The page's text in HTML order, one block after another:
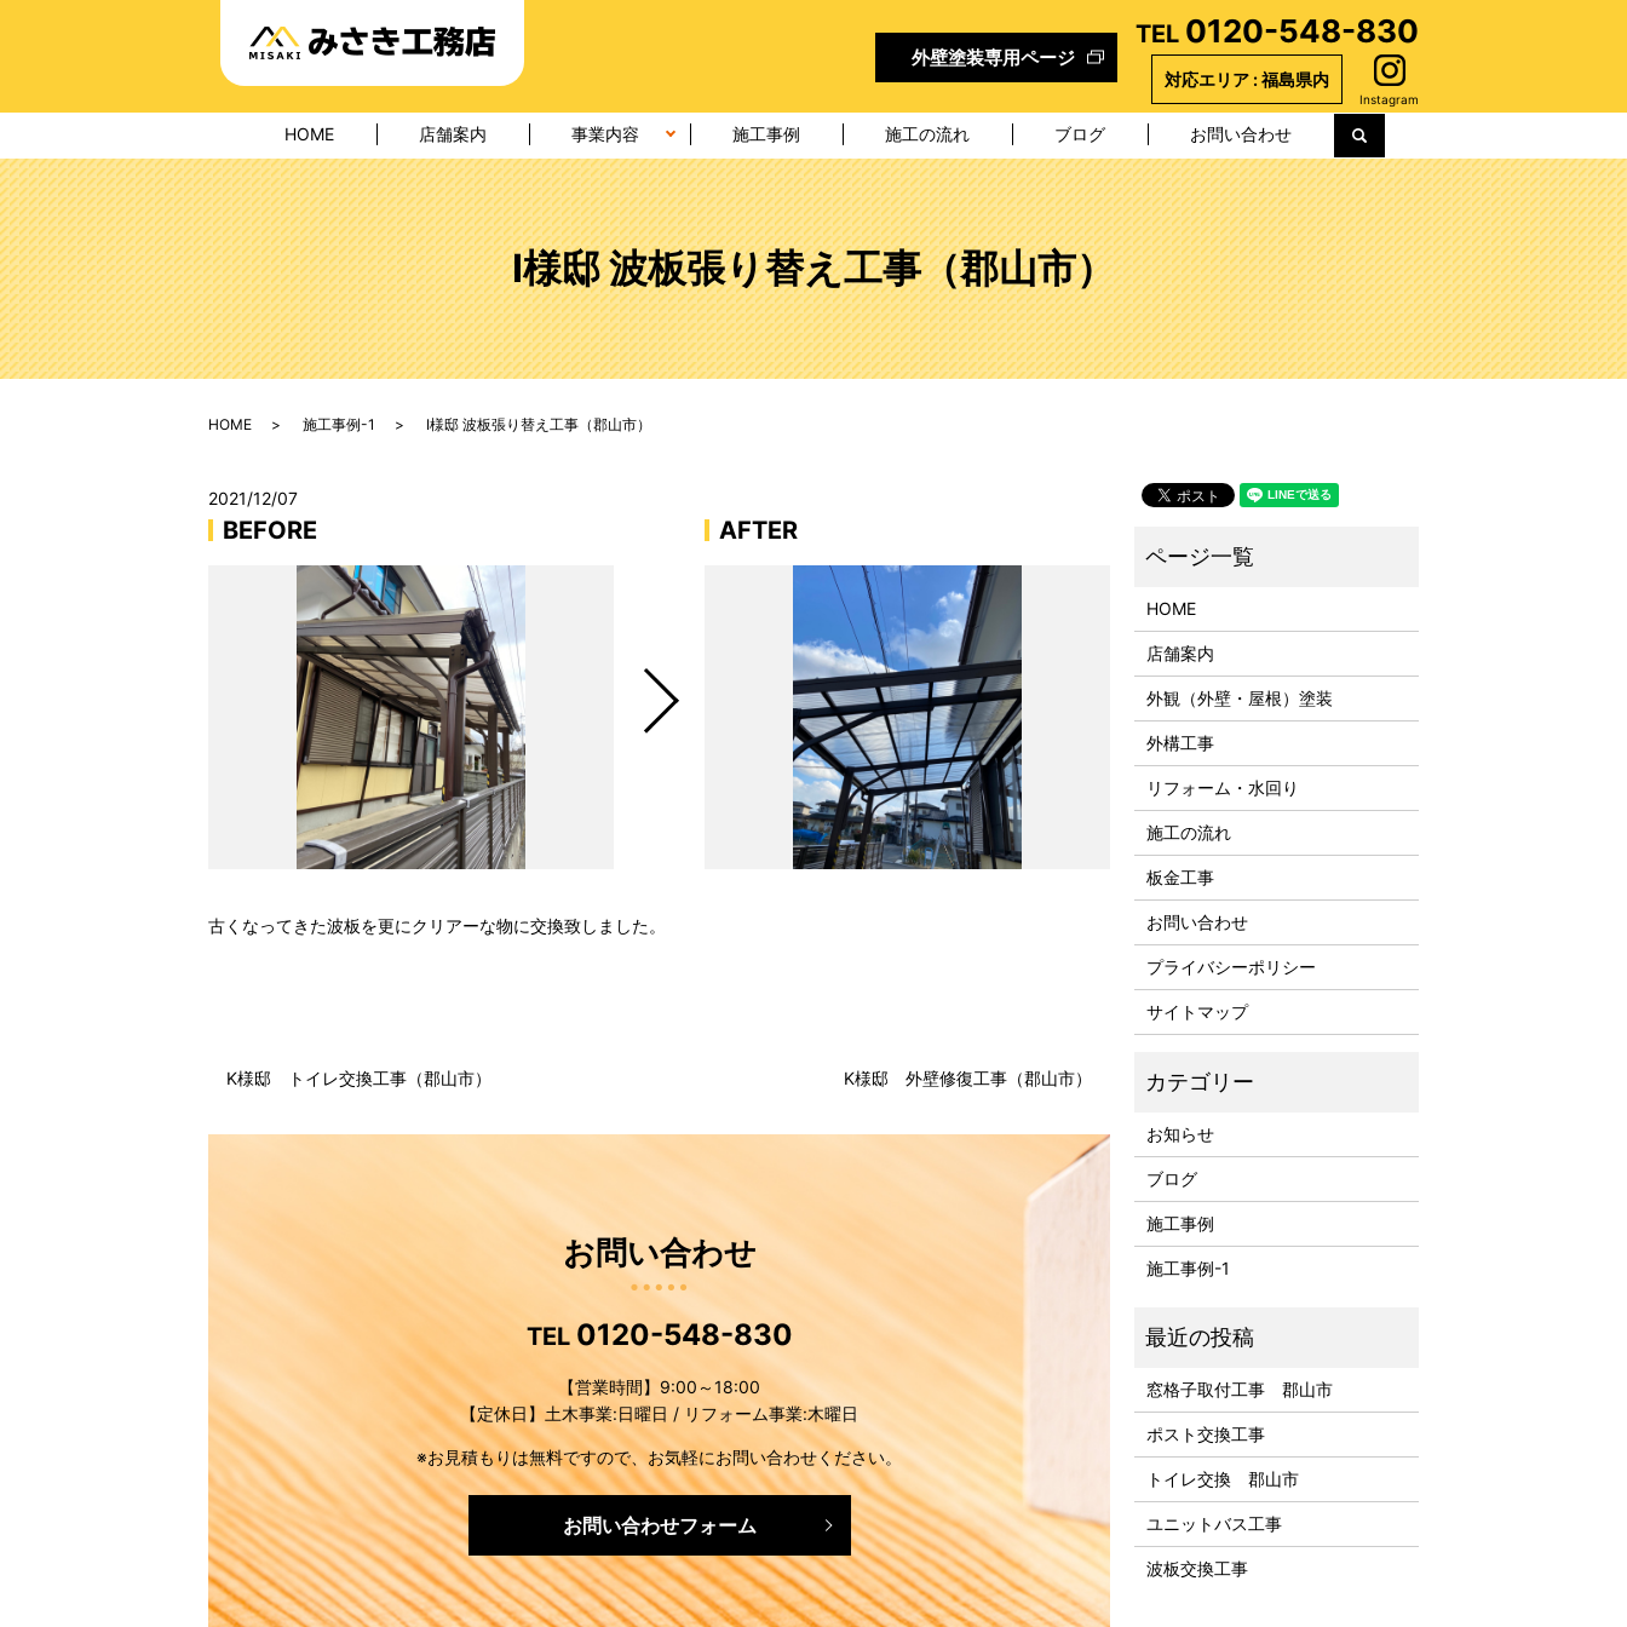
HOME 店舗案内 事業内容 施工事例 施工の流れ ブログ お問い合わせ search
外壁塗装専用ページ
TEL 0120-548-830
対応エリア : 福島県内
Instagram
I様邸 波板張り替え工事（郡山市）
HOME 施工事例-1 I様邸 波板張り替え工事（郡山市）
2021/12/07
BEFORE AFTER
古くなってきた波板を更にクリアーな物に交換致しました。
K様邸 トイレ交換工事（郡山市） K様邸 外壁修復工事（郡山市）
お問い合わせ
TEL 0120-548-830
【営業時間】9:00～18:00
【定休日】土木事業:日曜日 / リフォーム事業:木曜日
※お見積もりは無料ですので、お気軽にお問い合わせください。
お問い合わせフォーム
HOME
店舗案内
外観（外壁・屋根）塗装
外構工事
リフォーム・水回り
施工の流れ
板金工事
お問い合わせ
プライバシーポリシー
サイトマップ
お知らせ
ブログ
施工事例
施工事例-1
窓格子取付工事 郡山市
ポスト交換工事
トイレ交換 郡山市
ユニットバス工事
波板交換工事